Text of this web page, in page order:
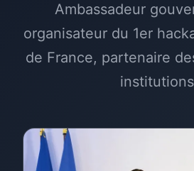
Ambassadeur
organisateur du 1er
de France, partenaire